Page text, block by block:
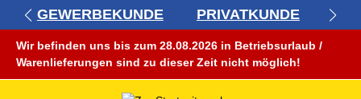
springen
GEWERBEKUNDE PRIVATKUNDE
Wir befinden uns bis zum 28.08.2026 in Betriebsurlaub /
Warenlieferungen sind zu dieser Zeit nicht möglich!